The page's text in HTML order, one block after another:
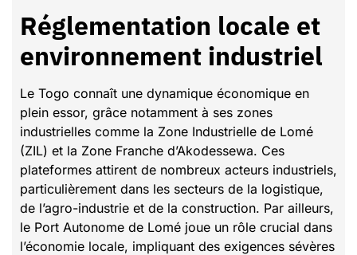
Réglementation locale et
environnement industriel
Le Togo connaît une dynamique économique en
plein essor, grâce notamment à ses zones
industrielles comme la Zone Industrielle de Lomé
(ZIL) et la Zone Franche d’Akodessewa. Ces
plateformes attirent de nombreux acteurs industriels,
particulièrement dans les secteurs de la logistique,
de l’agro-industrie et de la construction. Par ailleurs,
le Port Autonome de Lomé joue un rôle crucial dans
l’économie locale, impliquant des exigences sévères